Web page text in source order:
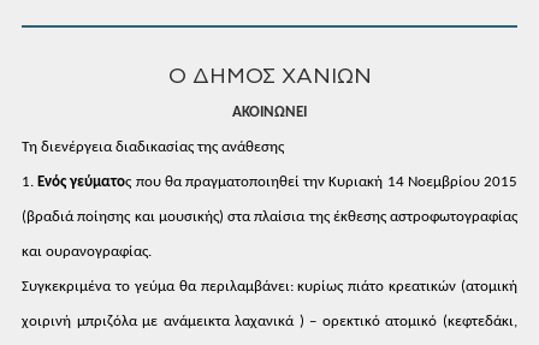
Ο ΔΗΜΟΣ ΧΑΝΙΩΝ
ΑΚΟΙΝΩΝΕΙ
Τη διενέργεια διαδικασίας της ανάθεσης
1. Ενός γεύματος που θα πραγματοποιηθεί την Κυριακή 14Νοεμβρίου 2015
(βραδιά ποίησης και μουσικής) στα πλαίσια της έκθεσης αστροφωτογραφίας
και ουρανογραφίας.
Συγκεκριμένατο γεύμα θα περιλαμβάνει: κυρίως πιάτο κρεατικών (ατομική
χοιρινή μπριζόλα με ανάμεικτα λαχανικά ) – ορεκτικό ατομικό (κεφτεδάκι,